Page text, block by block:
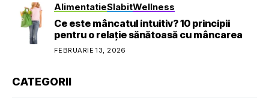
AlimentatieSlabitWellness
Ce este mâncatul intuitiv? 10 principii
pentru o relație sănătoasă cu mâncarea
FEBRUARIE 13, 2026
CATEGORII